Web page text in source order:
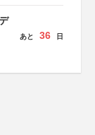
あと 36 日